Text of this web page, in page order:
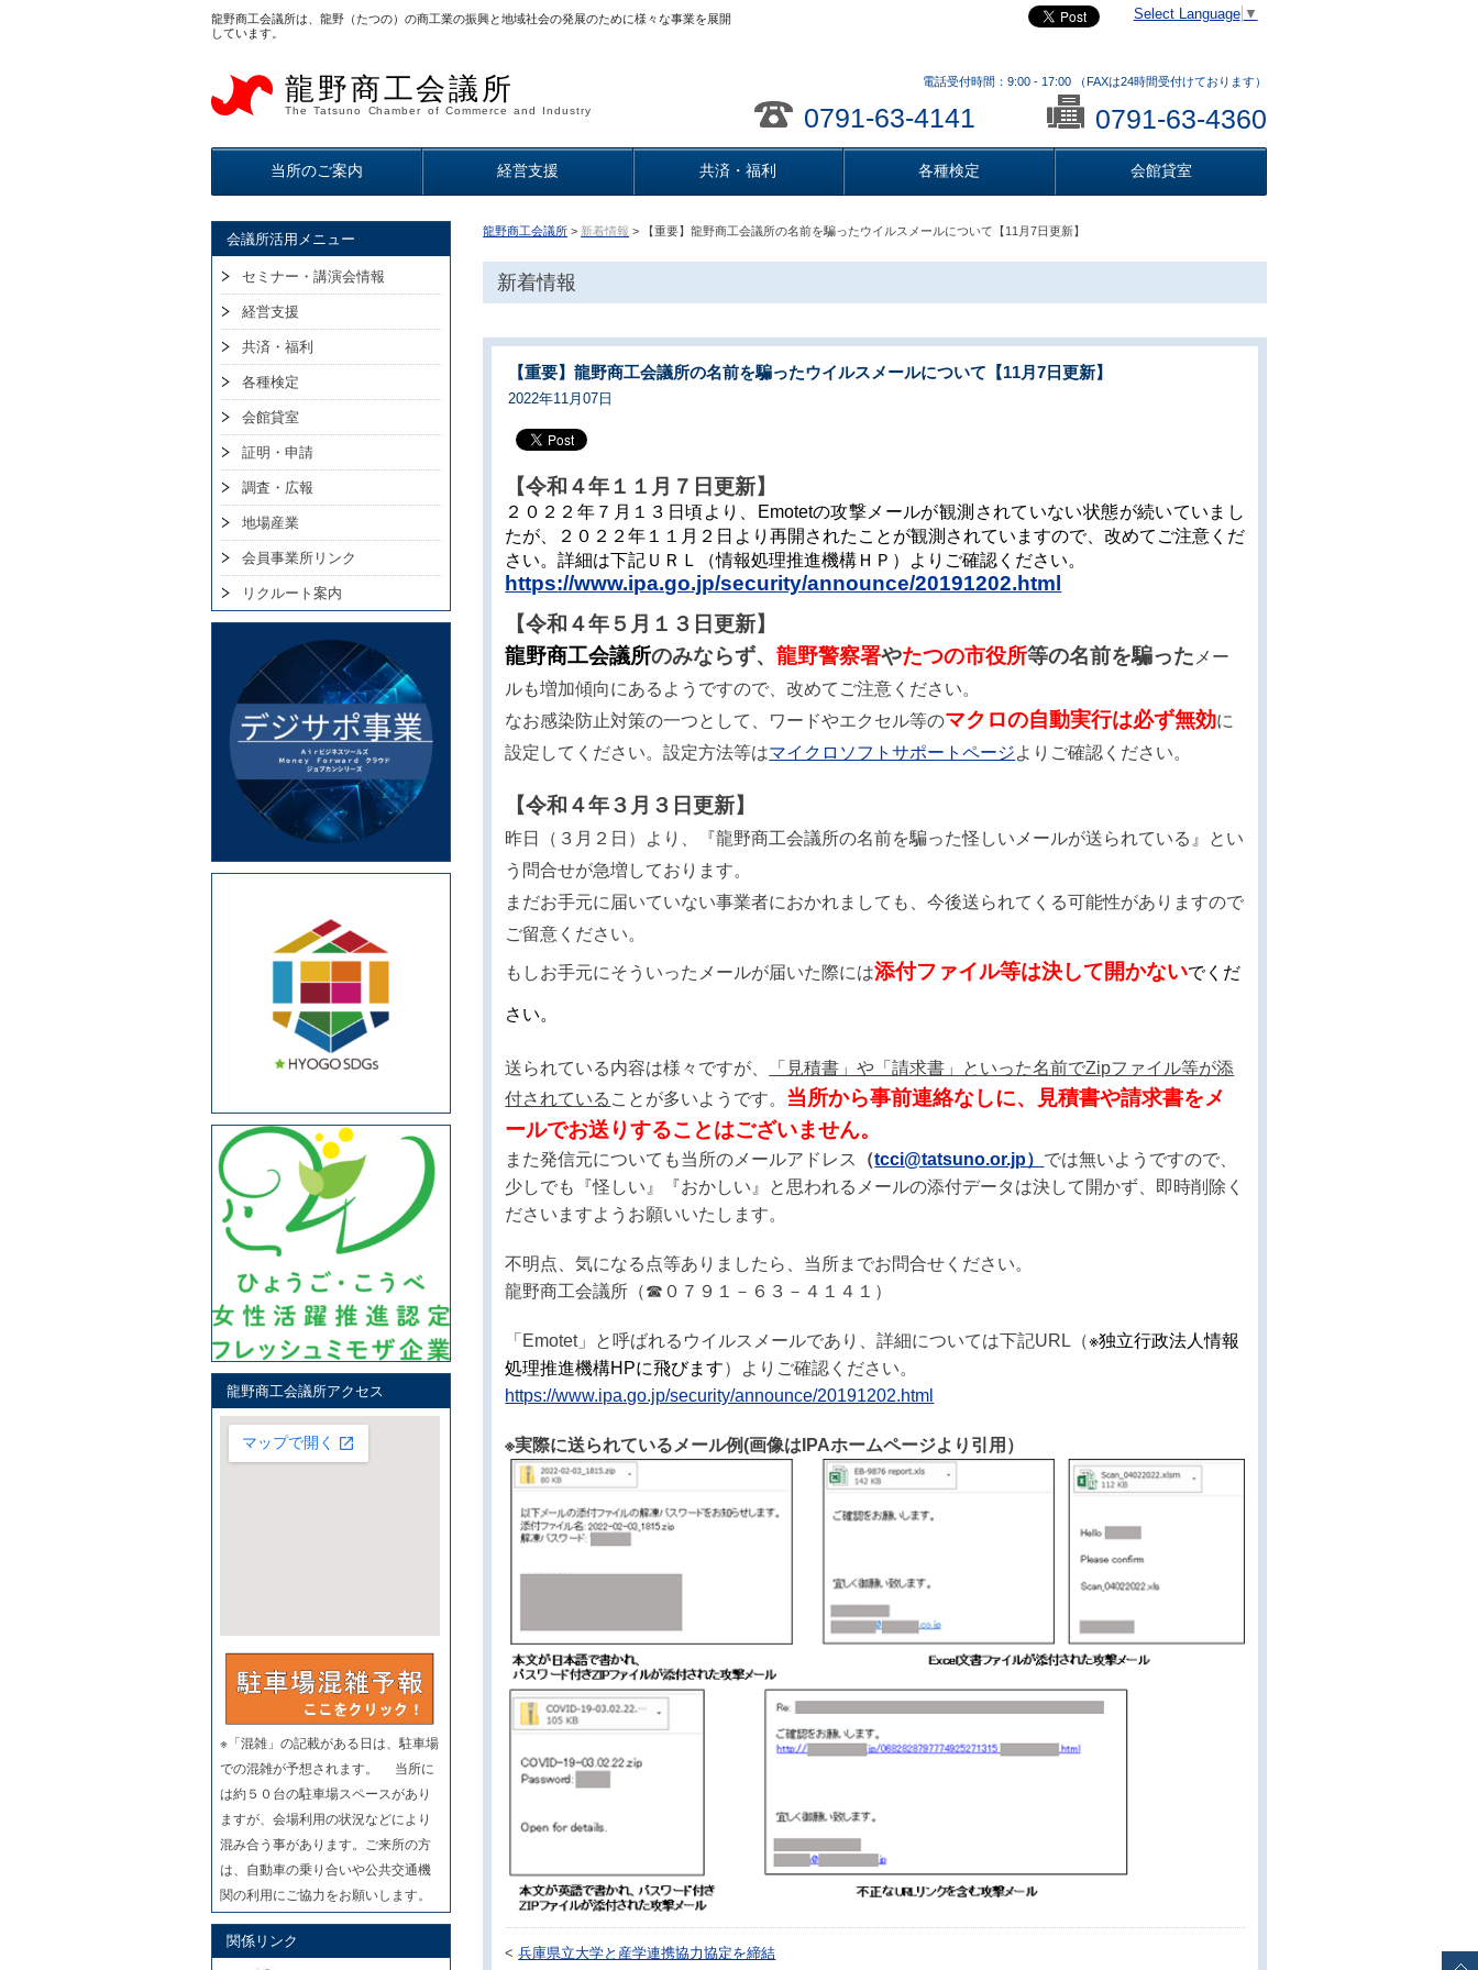
龍野商工会議所は、龍野（たつの）の商工業の振興と地域社会の発展のために様々な事業を展開
しています。
Select Language ▼
龍野商工会議所
The Tatsuno Chamber of Commerce and Industry
電話受付時間：9:00 - 17:00 （FAXは24時間受付けております）
0791-63-4141 0791-63-4360
当所のご案内 経営支援 共済・福利 各種検定 会館貸室
龍野商工会議所 > 新着情報 > 【重要】龍野商工会議所の名前を騙ったウイルスメールについて【11月7日更新】
新着情報
【重要】龍野商工会議所の名前を騙ったウイルスメールについて【11月7日更新】
2022年11月07日
【令和４年１１月７日更新】
２０２２年７月１３日頃より、Emotetの攻撃メールが観測されていない状態が続いていまし
たが、２０２２年１１月２日より再開されたことが観測されていますので、改めてご注意くだ
さい。詳細は下記ＵＲＬ（情報処理推進機構ＨＰ）よりご確認ください。
https://www.ipa.go.jp/security/announce/20191202.html
【令和４年５月１３日更新】
龍野商工会議所のみならず、龍野警察署やたつの市役所等の名前を騙った メー
ルも増加傾向にあるようですので、改めてご注意ください。
なお感染防止対策の一つとして、ワードやエクセル等のマクロの自動実行は必ず無効に
設定してください。設定方法等はマイクロソフトサポートページよりご確認ください。
【令和４年３月３日更新】
昨日（３月２日）より、『龍野商工会議所の名前を騙った怪しいメールが送られている』とい
う問合せが急増しております。
まだお手元に届いていない事業者におかれましても、今後送られてくる可能性がありますので
ご留意ください。
もしお手元にそういったメールが届いた際には添付ファイル等は決して開かないでくだ
さい。
送られている内容は様々ですが、
「見積書」や「請求書」といった名前でZipファイル等が添
付されている ことが多いようです。 当所から事前連絡なしに、見積書や請求書をメ
ールでお送りすることはございません。
また発信元についても当所のメールアドレス （tcci@tatsuno.or.jp） では無いようですので、
少しでも『怪しい』『おかしい』と思われるメールの添付データは決して開かず、即時削除く
ださいますようお願いいたします。
不明点、気になる点等ありましたら、当所までお問合せください。
龍野商工会議所（☎０７９１－６３－４１４１）
「Emotet」と呼ばれるウイルスメールであり、詳細については下記URL（※独立行政法人情報
処理推進機構HPに飛びます）よりご確認ください。
https://www.ipa.go.jp/security/announce/20191202.html
※実際に送られているメール例(画像はIPAホームページより引用）
<兵庫県立大学と産学連携協力協定を締結
会議所活用メニュー
セミナー・講演会情報
経営支援
共済・福利
各種検定
会館貸室
証明・申請
調査・広報
地場産業
会員事業所リンク
リクルート案内
龍野商工会議所アクセス
※「混雑」の記載がある日は、駐車場
での混雑が予想されます。 当所に
は約５０台の駐車場スペースがあり
ますが、会場利用の状況などにより
混み合う事があります。ご来所の方
は、自動車の乗り合いや公共交通機
関の利用にご協力をお願いします。
関係リンク